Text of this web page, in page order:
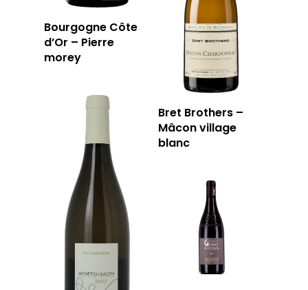
Bourgogne Côte
d’Or – Pierre
morey
Bret Brothers –
Mâcon village
blanc